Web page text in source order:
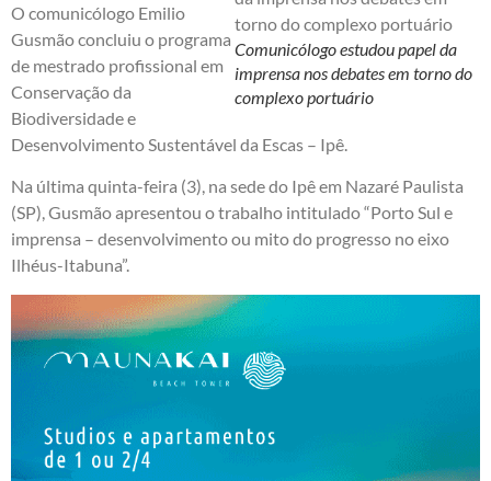
Comunicólogo estudou papel da
imprensa nos debates em torno do
complexo portuário
O comunicólogo Emilio
Gusmão concluiu o programa
de mestrado profissional em
Conservação da
Biodiversidade e
Desenvolvimento Sustentável da Escas – Ipê.
Na última quinta-feira (3), na sede do Ipê em Nazaré Paulista
(SP), Gusmão apresentou o trabalho intitulado “Porto Sul e
imprensa – desenvolvimento ou mito do progresso no eixo
Ilhéus-Itabuna”.